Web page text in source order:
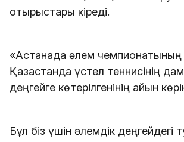
отырыстары кіреді.
«Астанада әлем чемпионатының
Қазақстанда үстел теннисінің
деңгейге көтерілгенінің айқын
Бұл біз үшін әлемдік деңгейдегі